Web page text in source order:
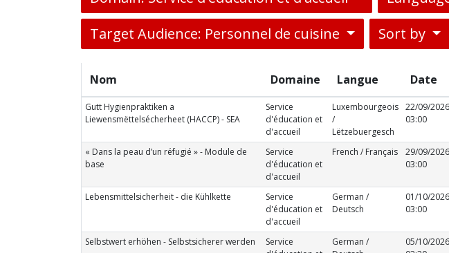
Target Audience: Personnel de cuisine
Sort by
Nom Domaine Langue Date
Gutt Hygienpraktiken a
Liewensmëttelsécherheet (HACCP) - SEA
Service
d'éducation et
d'accueil
Luxembourgeois
/
Lëtzebuergesch
22/09/2026
03:00
« Dans la peau d’un réfugié » - Module de
base
Service
d'éducation et
d'accueil
French / Français
29/09/2026
03:00
Lebensmittelsicherheit - die Kühlkette
Service
d'éducation et
d'accueil
German /
Deutsch
01/10/2026
03:00
Selbstwert erhöhen - Selbstsicherer werden
Service
German /
05/10/2026